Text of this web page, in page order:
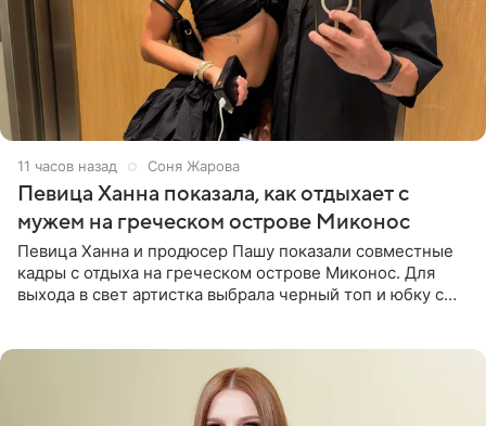
11 часов назад Соня Жарова
Певица Ханна показала, как отдыхает с
мужем на греческом острове Миконос
Певица Ханна и продюсер Пашу показали совместные
кадры с отдыха на греческом острове Миконос. Для
выхода в свет артистка выбрала черный топ и юбку с